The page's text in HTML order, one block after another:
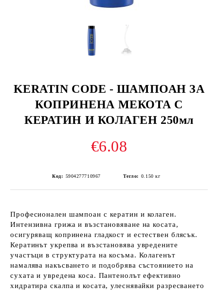
KERATIN CODE - ШАМПОАН ЗА
КОПРИНЕНА МЕКОТА С
КЕРАТИН И КОЛАГЕН 250мл
€6.08
Код: 5904277710967 Тегло: 0.150 кг
Професионален шампоан с кератин и колаген.
Интензивна грижа и възстановяване на косата,
осигуряващ копринена гладкост и естествен блясък.
Кератинът укрепва и възстановява увредените
участъци в структурата на косъма. Колагенът
намалява накъсването и подобрява състоянието на
сухата и увредена коса. Пантенолът ефективно
хидратира скалпа и косата, улеснявайки разресването